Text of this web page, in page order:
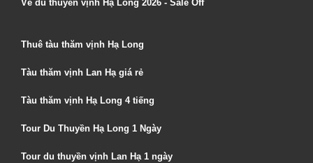
Vé du thuyền vịnh Hạ Long 2026 - Sale Off
Thuê tàu thăm vịnh Hạ Long
Tàu thăm vịnh Lan Hạ giá rẻ
Tàu thăm vịnh Hạ Long 4 tiếng
Tour Du Thuyền Hạ Long 1 Ngày
Tour du thuyền vịnh Lan Hạ 1 ngày